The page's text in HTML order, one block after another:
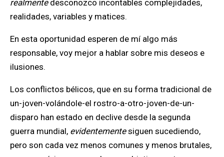
realmentedesconozco incontables complejidades,
realidades, variables y matices.
En esta oportunidad esperen de mí algo más
responsable, voy mejor a hablar sobre mis deseos e
ilusiones.
Los conflictos bélicos, que en su forma tradicional de
un-joven-volándole-el rostro-a-otro-joven-de-un-
disparo han estado en declive desde la segunda
guerra mundial, evidentementesiguen sucediendo,
pero son cada vez menos comunes y menos brutales,